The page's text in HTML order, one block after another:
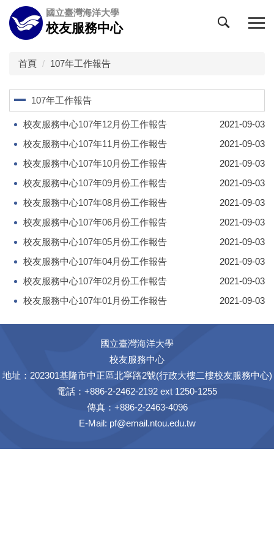
跳
到
主
區
國立臺灣海洋大學
校友服務中心
首頁 107年工作報告
107年工作報告
校友服務中心107年12月份工作報告
2021-09-03
校友服務中心107年11月份工作報告
2021-09-03
校友服務中心107年10月份工作報告
2021-09-03
校友服務中心107年09月份工作報告
2021-09-03
校友服務中心107年08月份工作報告
2021-09-03
校友服務中心107年06月份工作報告
2021-09-03
校友服務中心107年05月份工作報告
2021-09-03
校友服務中心107年04月份工作報告
2021-09-03
校友服務中心107年02月份工作報告
2021-09-03
校友服務中心107年01月份工作報告
2021-09-03
國立臺灣海洋大學
校友服務中心
地址：202301基隆市中正區北寧路2號(行政大樓二樓校友服務中心)
電話：+886-2-2462-2192 ext 1250-1255
傳真：+886-2-2463-4096
E-Mail: pf@email.ntou.edu.tw